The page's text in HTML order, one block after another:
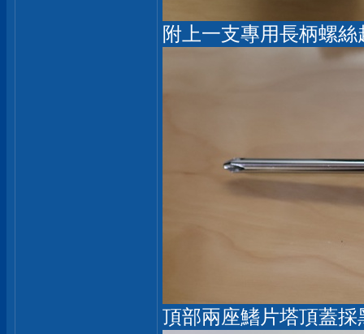
附上一支專用長柄螺絲
頂部兩座鰭片塔頂蓋